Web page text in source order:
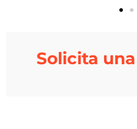
Solicita